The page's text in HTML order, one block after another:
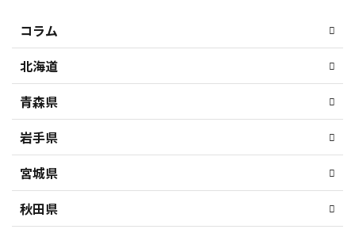
コラム
北海道
青森県
岩手県
宮城県
秋田県